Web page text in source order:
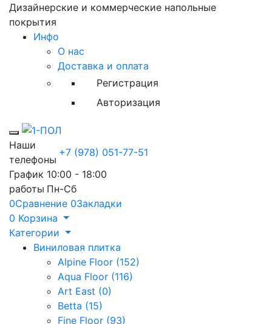
Дизайнерские и коммерческие напольные
покрытия
Инфо
О нас
Доставка и оплата
Регистрация
Авторизация
Toggle mobile menu
Наши
телефоны
+7 (978) 051-77-51
График
работы
10:00 - 18:00
Пн-Сб
0Сравнение 0Закладки
0 Корзина
Категории
Виниловая плитка
Alpine Floor (152)
Aqua Floor (116)
Art East (0)
Betta (15)
Fine Floor (93)